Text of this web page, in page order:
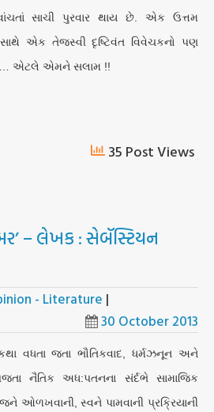
સાચી પુરવાર થાય છે. એક ઉત્તમ
એક તેજસ્વી દૃષ્ટિવંત વિવેચકનો પણ
એટલે એમને સલામ !!
35 Post Views
− લેખક : સેબૅસ્ટિયન
- Literature |
30 October 2013
વધતા જતા ભૌતિકવાદ, ધર્મઝનૂન અને
નૈતિક અધ:પતનના સંર્દભે સામાજિક
ઓળખવાની, સ્વને પામવાની પ્રક્રિયાની